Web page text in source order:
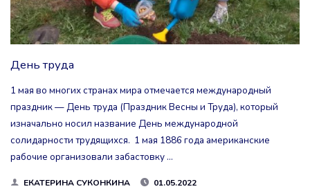
День труда
1 мая во многих странах мира отмечается международный
праздник — День труда (Праздник Весны и Труда), который
изначально носил название День международной
солидарности трудящихся. 1 мая 1886 года американские
рабочие организовали забастовку …
ЕКАТЕРИНА СУКОНКИНА 01.05.2022